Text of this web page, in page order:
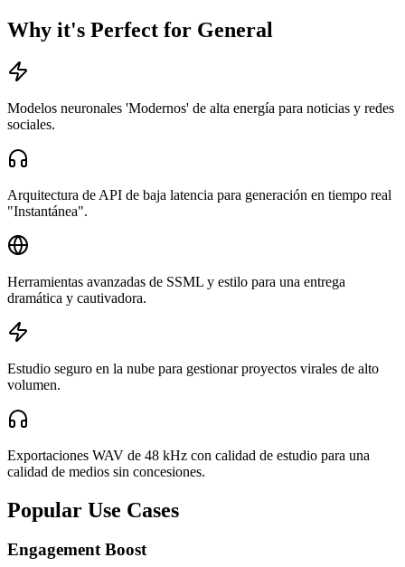
Why it's Perfect for General
Modelos neuronales 'Modernos' de alta energía para noticias y redes
sociales.
Arquitectura de API de baja latencia para generación en tiempo real
"Instantánea".
Herramientas avanzadas de SSML y estilo para una entrega
dramática y cautivadora.
Estudio seguro en la nube para gestionar proyectos virales de alto
volumen.
Exportaciones WAV de 48 kHz con calidad de estudio para una
calidad de medios sin concesiones.
Popular Use Cases
Engagement Boost